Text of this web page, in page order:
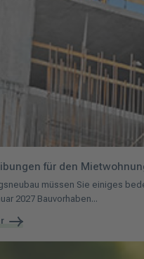
für den
müssen Sie einiges
2027 Bauvorhaben...